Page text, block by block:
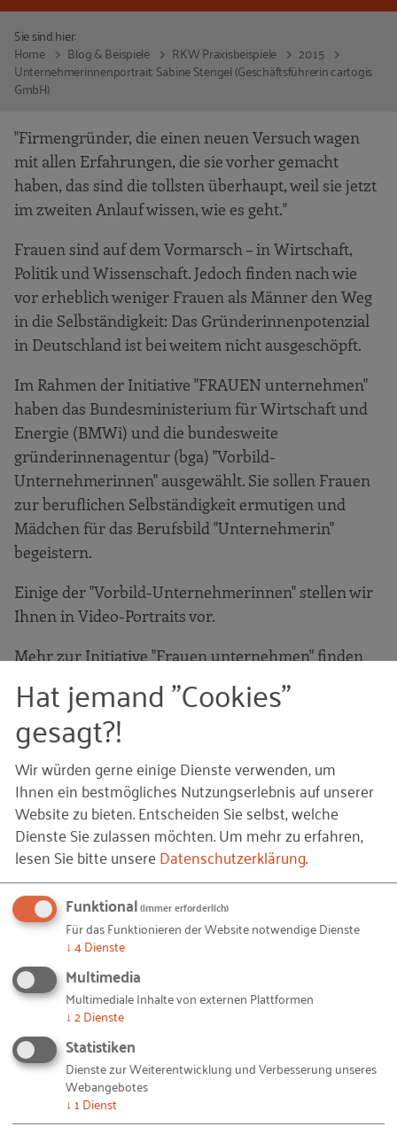
Sie sind hier:
Home
Blog & Beispiele RKW Praxisbeispiele
2015
Unternehmerinnenportrait: Sabine Stengel (Geschäftsführerin cartogis
GmbH)
"Firmengründer, die einen neuen Versuch wagen
mit allen Erfahrungen, die sie vorher gemacht
haben, das sind die tollsten überhaupt, weil sie jetzt
im zweiten Anlauf wissen, wie es geht."
Frauen sind auf dem Vormarsch – in Wirtschaft,
Politik und Wissenschaft. Jedoch finden nach wie
vor erheblich weniger Frauen als Männer den Weg
in die Selbständigkeit: Das Gründerinnenpotenzial
in Deutschland ist bei weitem nicht ausgeschöpft.
Im Rahmen der Initiative "FRAUEN unternehmen"
haben das Bundesministerium für Wirtschaft und
Energie (BMWi) und die bundesweite
gründerinnenagentur (bga) "Vorbild-
Unternehmerinnen" ausgewählt. Sie sollen Frauen
zur beruflichen Selbständigkeit ermutigen und
Mädchen für das Berufsbild "Unternehmerin"
begeistern.
Einige der "Vorbild-Unternehmerinnen" stellen wir
Ihnen in Video-Portraits vor.
Mehr zur Initiative "Frauen unternehmen" finden
Bildquellen und Copyright-Hinweise
© RKW Kompetenzzentrum /
unternehmen.jpg
© Ulrich Makowski / Privat/Non-kommerziell – 20151207-Die-Ideenretterin-Sabine-
Stengel.jpg
Ihnen gefällt dieser Beitrag? Teilen Sie ihn mit anderen:
Hat jemand "Cookies"
gesagt?!
Wir würden gerne einige Dienste verwenden, um
Ihnen ein bestmögliches Nutzungserlebnis auf unserer
Website zu bieten. Entscheiden Sie selbst, welche
Dienste Sie zulassen möchten.Um mehr zu erfahren,
lesen Sie bitte unsereDatenschutzerklärung.
Funktional(immer erforderlich)
Für das Funktionieren der Website notwendige Dienste
↓ 4Dienste
Multimedia
Multimediale Inhalte von externen Plattformen
↓ 2Dienste
Statistiken
Dienste zur Weiterentwicklung und Verbesserung unseres
Webangebotes
↓ 1 Dienst